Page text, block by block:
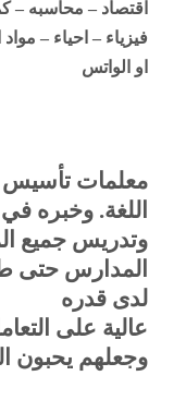
اقتصاد – محاسبه –
فيزياء – احياء –
او الواتس
معلمات تأسيس
اللغة. وخبره
وتدريس جميع
المدارس حتى
لدى قدره
عالية على
وجعلهم يحبون